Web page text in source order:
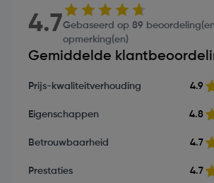
4.7Gebaseerd op 89
opmerking(en)
Gemiddelde
Prijs-kwaliteitverhouding 4.9
Eigenschappen 4.8
Betrouwbaarheid 4.7
Prestaties 4.7